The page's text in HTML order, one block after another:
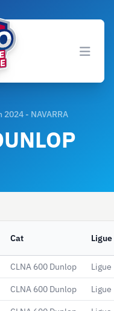
Open
2024 - NAVARRA
Cat Ligue
CLNA 600 Dunlop
CLNA 600 Dunlop